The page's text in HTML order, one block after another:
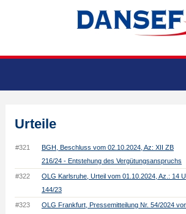
Urteile
#321
BGH, Beschluss vom 02.10.2024, Az: XII ZB
216/24 - Entstehung des Vergütungsanspruchs
#322
OLG Karlsruhe, Urteil vom 01.10.2024, Az.: 14 U
144/23
#323
OLG Frankfurt, Pressemitteilung Nr. 54/2024